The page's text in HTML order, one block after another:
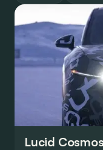
Lucid